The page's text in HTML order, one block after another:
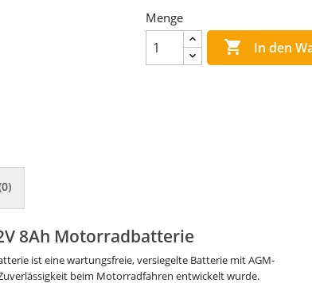
Menge
 In den
8Ah Motorradbatterie
ist eine wartungsfreie, versiegelte Batterie mit AGM-
beim Motorradfahren entwickelt wurde.